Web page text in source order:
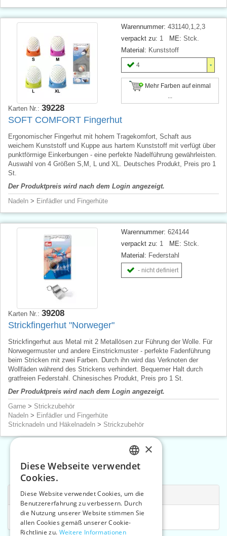
Warennummer: 431140,1,2,3
verpackt zu: 1 ME: Stck.
Material: Kunststoff
4
Mehr Farben auf einmal
Karten Nr.: 39228
SOFT COMFORT Fingerhut
Ergonomischer Fingerhut mit hohem Tragekomfort, Schaft aus
weichem Kunststoff und Kuppe aus hartem Kunststoff mit verfügt über
punktförmige Einkerbungen - eine perfekte Nadelführung gewährleisten.
Auswahl von 4 Größen S,M, L und XL. Deutsches Produkt, Preis pro 1
St.
Der Produktpreis wird nach dem Login angezeigt.
Nadeln > Einfädler und Fingerhüte
Warennummer: 624144
verpackt zu: 1 ME: Stck.
Material: Federstahl
- nicht definiert
Karten Nr.: 39208
Strickfingerhut "Norweger"
Strickfingerhut aus Metal mit 2 Metallösen zur Führung der Wolle. Für
Norwegermuster und andere Einstrickmuster - perfekte Fadenführung
beim Stricken mit zwei Farben. Durch ihn wird das Verknoten der
Wollfäden während des Strickens verhindert. Bequemer Halt durch
gratfreien Federstahl. Chinesisches Produkt, Preis pro 1 St.
Der Produktpreis wird nach dem Login angezeigt.
Garne > Strickzubehör
Nadeln > Einfädler und Fingerhüte
Stricknadeln und Häkelnadeln > Strickzubehör
« 1 2 »
Verwandte Kategorien
Nähkasten
CZECH
ENGLISH
×
Diese Webseite verwendet
Cookies.
Diese Website verwendet Cookies, um die
Benutzererfahrung zu verbessern. Durch
die Nutzung unserer Website stimmen Sie
allen Cookies gemäß unserer Cookie-
Richtlinie zu. Weitere Informationen